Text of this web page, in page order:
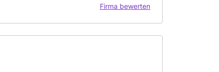
Firma bewerten